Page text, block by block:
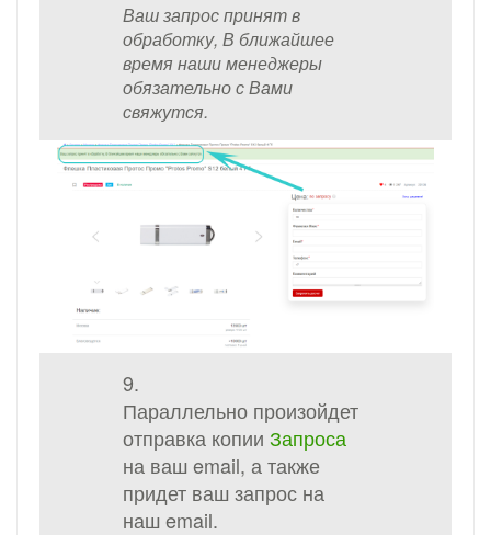
Ваш запрос принят в
обработку, В ближайшее
время наши менеджеры
обязательно с Вами
свяжутся.
9.
Параллельно произойдет
отправка копии Запроса
на ваш email, а также
придет ваш запрос на
наш email.